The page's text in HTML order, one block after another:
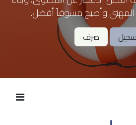
المهني وأصبح مسوقاً أفضل.
صرف